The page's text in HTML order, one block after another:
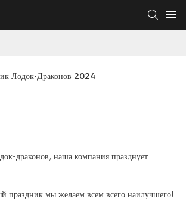
Лодок-Драконов 2024
драконов, наша компания празднует
праздник мы желаем всем всего наилучшего!